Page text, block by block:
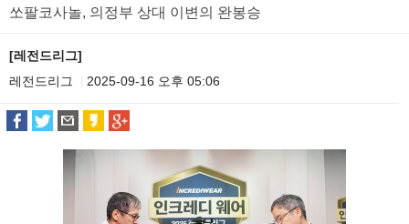
쏘팔코사놀, 의정부 상대 이변의 완봉승
[레전드리그]
레전드리그
2025-09-16 오후 05:06